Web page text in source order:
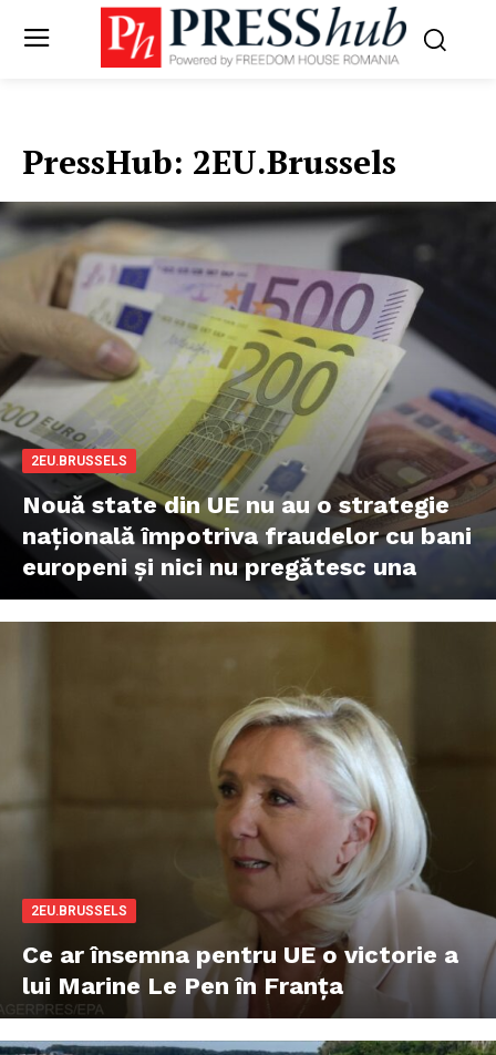
PressHub: 2EU.Brussels
2EU.BRUSSELS
Nouă state din UE nu au o strategie
națională împotriva fraudelor cu bani
europeni și nici nu pregătesc una
2EU.BRUSSELS
Ce ar însemna pentru UE o victorie a
lui Marine Le Pen în Franța